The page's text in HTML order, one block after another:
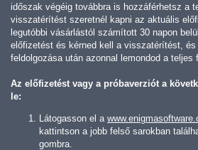
időszak végéig továbbra is hozzáférhetsz a
visszatérítést szeretnél kapni az aktuális
legutóbbi vásárlástól számított 30 napon
előfizetést és kérned kell a visszatérítést,
feldolgozása után azonnal lemondod a teljes
Az előfizetést vagy a próbaverziót a
le:
Látogasson el a
kattintson a jobb felső sarokban
gombra.